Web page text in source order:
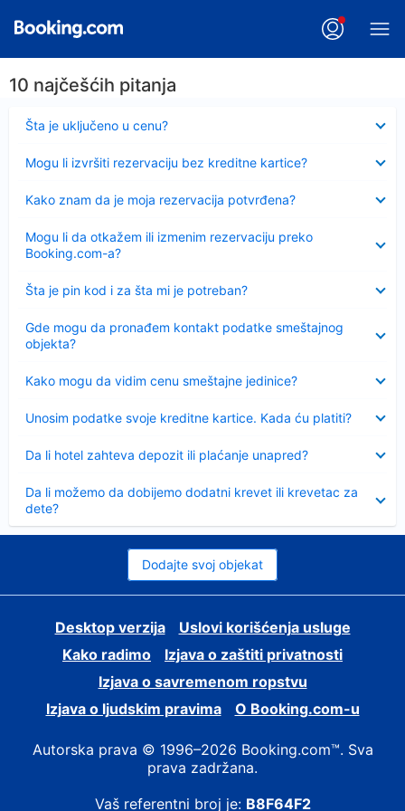
10 najčešćih pitanja
Šta je uključeno u cenu?
Sažeto
Mogu li izvršiti rezervaciju bez kreditne kartice?
Kako znam da je moja rezervacija potvrđena?
Mogu li da otkažem ili izmenim rezervaciju preko
Booking.com-a?
Šta je pin kod i za šta mi je potreban?
Sažeto
Gde mogu da pronađem kontakt podatke smeštajnog
objekta?
Kako mogu da vidim cenu smeštajne jedinice?
Unosim podatke svoje kreditne kartice. Kada ću platiti?
Da li hotel zahteva depozit ili plaćanje unapred?
Da li možemo da dobijemo dodatni krevet ili krevetac za
dete?
Dodajte svoj objekat
Desktop verzija
Uslovi korišćenja usluge
Kako radimo
Izjava o zaštiti privatnosti
Izjava o savremenom ropstvu
Izjava o ljudskim pravima
О Booking.com-u
Autorska prava © 1996–2026 Booking.com™. Sva
prava zadržana.
Vaš referentni broj je: B8F64F2